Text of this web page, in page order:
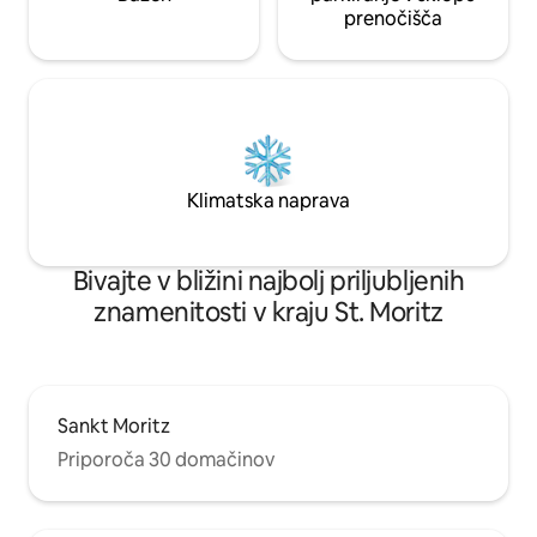
prenočišča
Klimatska naprava
Bivajte v bližini najbolj priljubljenih
znamenitosti v kraju St. Moritz
Sankt Moritz
Priporoča 30 domačinov